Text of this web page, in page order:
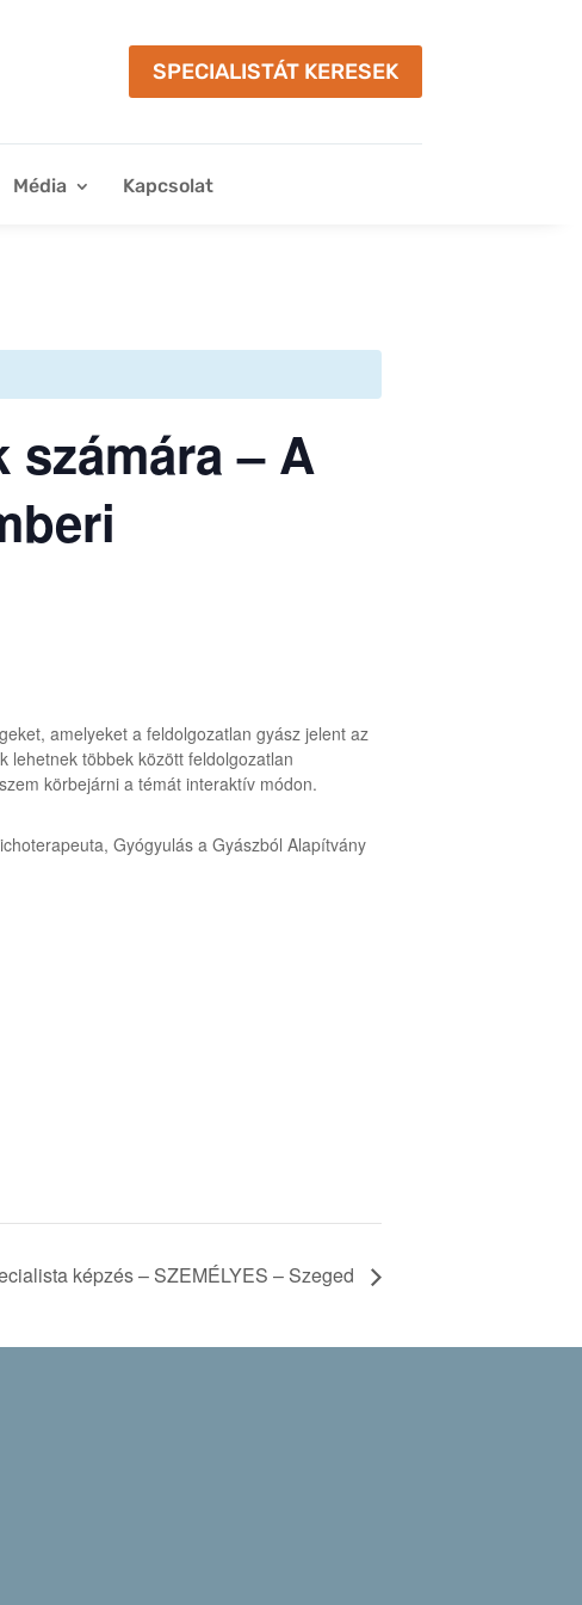
SPECIALISTÁT KERESEK
Média Kapcsolat
számára – A
amelyeket a feldolgozatlan gyász jelent az
lehetnek többek között feldolgozatlan
körbejárni a témát interaktív módon.
Gyógyulás a Gyászból Alapítvány
képzés – SZEMÉLYES – Szeged